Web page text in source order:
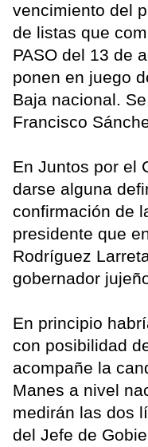
vencimiento del
de listas que
PASO del 13 de
ponen en juego
Baja nacional.
Francisco
En Juntos por el
darse alguna
confirmación de
presidente que
Rodríguez
gobernador
En principio
con posibilidad
acompañe la
Manes a nivel
medirán las dos
del Jefe de